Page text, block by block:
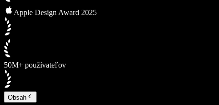
Apple Design Award 2025
50M+ používateľov
Obsah